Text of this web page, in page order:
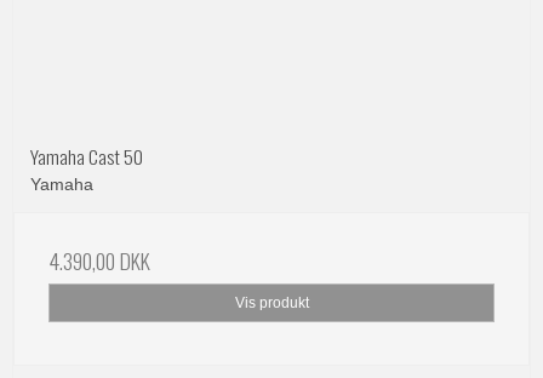
Yamaha Cast 50
Yamaha
4.390,00 DKK
Vis produkt